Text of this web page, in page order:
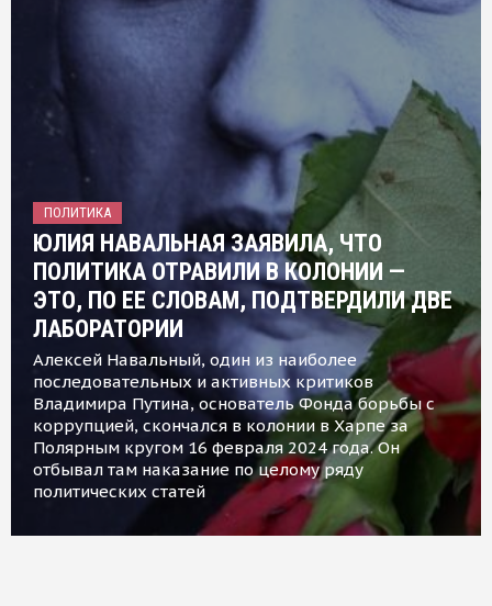
ПОЛИТИКА
ЮЛИЯ НАВАЛЬНАЯ ЗАЯВИЛА, ЧТО
ПОЛИТИКА ОТРАВИЛИ В КОЛОНИИ —
ЭТО, ПО ЕЕ СЛОВАМ, ПОДТВЕРДИЛИ ДВЕ
ЛАБОРАТОРИИ
Алексей Навальный, один из наиболее
последовательных и активных критиков
Владимира Путина, основатель Фонда борьбы с
коррупцией, скончался в колонии в Харпе за
Полярным кругом 16 февраля 2024 года. Он
отбывал там наказание по целому ряду
политических статей